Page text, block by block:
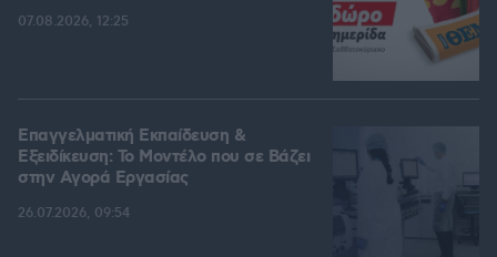
07.08.2026, 12:25
Επαγγελματική Εκπαίδευση &
Εξειδίκευση: Το Mοντέλο που σε Bάζει
στην Aγορά Eργασίας
26.07.2026, 09:54